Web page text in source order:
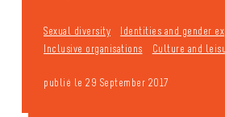
Sexual diversity
Identities and gender
Inclusive organisations
Culture and
publié le 29 September 2017